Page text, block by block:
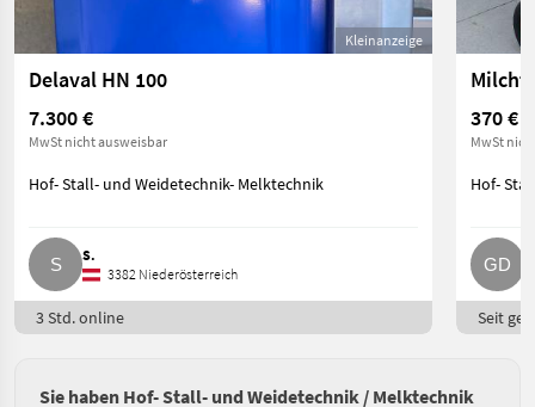
Kleinanzeige
Delaval HN 100
7.300 €
MwSt nicht ausweisbar
Hof- Stall- und Weidetechnik- Melktechnik
S.
3382 Niederösterreich
3 Std. online
370 €
MwSt
Hof-
Seit
Sie haben Hof- Stall- und Weidetechnik / Melktechnik